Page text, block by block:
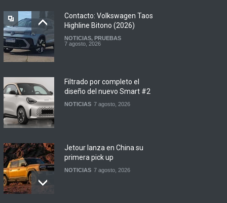
Contacto: Volkswagen Taos
Highline Bitono (2026)
NOTICIAS, PRUEBAS
7 agosto, 2026
Filtrado por completo el
diseño del nuevo Smart #2
NOTICIAS 7 agosto, 2026
Jetour lanza en China su
primera pick up
NOTICIAS 7 agosto, 2026